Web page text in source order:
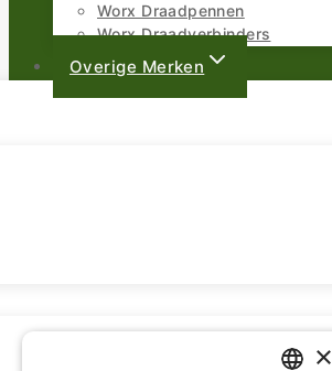
Worx Draadpennen
Worx Draadverbinders
Overige Merken
×